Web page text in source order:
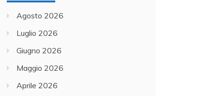
Agosto 2026
Luglio 2026
Giugno 2026
Maggio 2026
Aprile 2026